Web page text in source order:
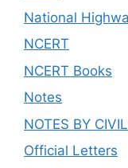
National
NCERT
NCERT Books
Notes
NOTES BY
Official Letters